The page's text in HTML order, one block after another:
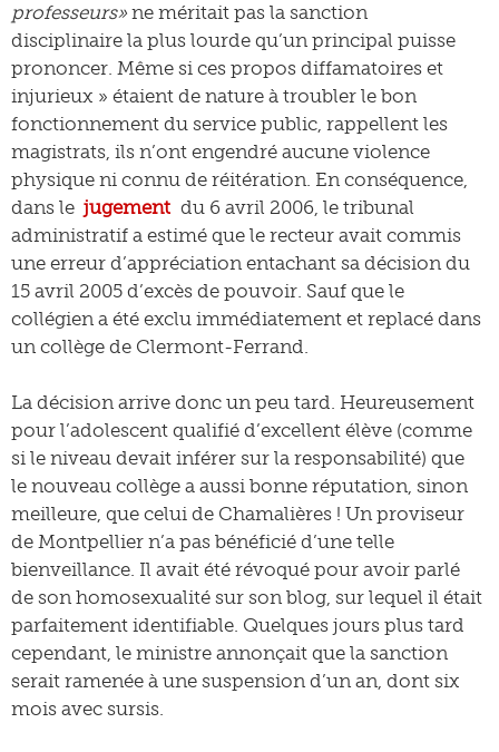
professeurs» ne méritait pas la sanction
disciplinaire la plus lourde qu’un principal puisse
prononcer. Même si ces propos diffamatoires et
injurieux » étaient de nature à troubler le bon
fonctionnement du service public, rappellent les
magistrats, ils n’ont engendré aucune violence
physique ni connu de réitération. En conséquence,
dans le jugement du 6 avril 2006, le tribunal
administratif a estimé que le recteur avait commis
une erreur d’appréciation entachant sa décision du
15 avril 2005 d’excès de pouvoir. Sauf que le
collégien a été exclu immédiatement et replacé dans
un collège de Clermont-Ferrand.
La décision arrive donc un peu tard. Heureusement
pour l’adolescent qualifié d’excellent élève (comme
si le niveau devait inférer sur la responsabilité) que
le nouveau collège a aussi bonne réputation, sinon
meilleure, que celui de Chamalières ! Un proviseur
de Montpellier n’a pas bénéficié d’une telle
bienveillance. Il avait été révoqué pour avoir parlé
de son homosexualité sur son blog, sur lequel il était
parfaitement identifiable. Quelques jours plus tard
cependant, le ministre annonçait que la sanction
serait ramenée à une suspension d’un an, dont six
mois avec sursis.